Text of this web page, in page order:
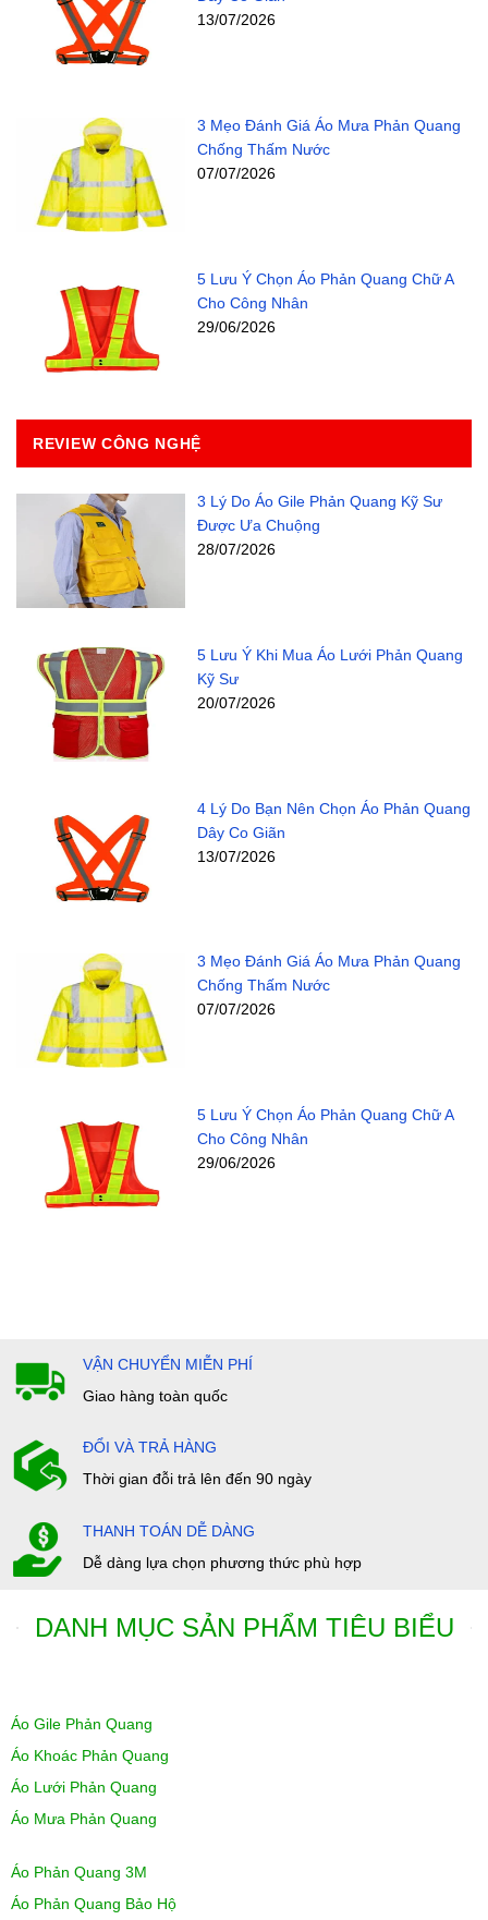
13/07/2026
3 Mẹo Đánh Giá Áo Mưa Phản Quang
Chống Thấm Nước
07/07/2026
5 Lưu Ý Chọn Áo Phản Quang Chữ A
Cho Công Nhân
29/06/2026
REVIEW CÔNG NGHỆ
3 Lý Do Áo Gile Phản Quang Kỹ Sư
Được Ưa Chuộng
28/07/2026
5 Lưu Ý Khi Mua Áo Lưới Phản Quang
Kỹ Sư
20/07/2026
4 Lý Do Bạn Nên Chọn Áo Phản Quang
Dây Co Giãn
13/07/2026
3 Mẹo Đánh Giá Áo Mưa Phản Quang
Chống Thấm Nước
07/07/2026
5 Lưu Ý Chọn Áo Phản Quang Chữ A
Cho Công Nhân
29/06/2026
VẬN CHUYỂN MIỄN PHÍ
Giao hàng toàn quốc
ĐỔI VÀ TRẢ HÀNG
Thời gian đỗi trả lên đến 90 ngày
THANH TOÁN DỄ DÀNG
Dễ dàng lựa chọn phương thức phù hợp
DANH MỤC SẢN PHẨM TIÊU BIỂU
Áo Gile Phản Quang
Áo Khoác Phản Quang
Áo Lưới Phản Quang
Áo Mưa Phản Quang
Áo Phản Quang 3M
Áo Phản Quang Bảo Hộ